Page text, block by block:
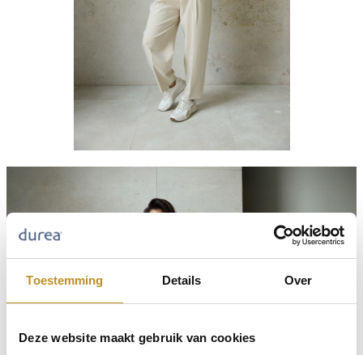
Toestemming Details Over
Deze website maakt gebruik van cookies